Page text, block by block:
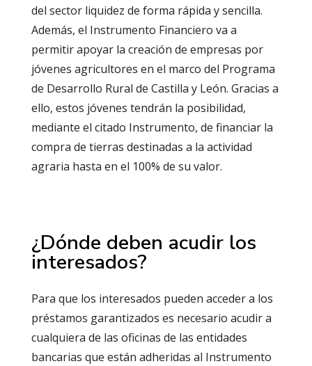
del sector liquidez de forma rápida y sencilla.
Además, el Instrumento Financiero va a
permitir apoyar la creación de empresas por
jóvenes agricultores en el marco del Programa
de Desarrollo Rural de Castilla y León. Gracias a
ello, estos jóvenes tendrán la posibilidad,
mediante el citado Instrumento, de financiar la
compra de tierras destinadas a la actividad
agraria hasta en el 100% de su valor.
¿Dónde deben acudir los
interesados?
Para que los interesados pueden acceder a los
préstamos garantizados es necesario acudir a
cualquiera de las oficinas de las entidades
bancarias que están adheridas al Instrumento